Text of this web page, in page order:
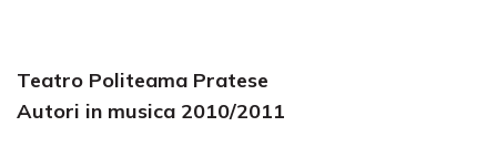
Teatro Politeama Pratese
Autori in musica 2010/2011